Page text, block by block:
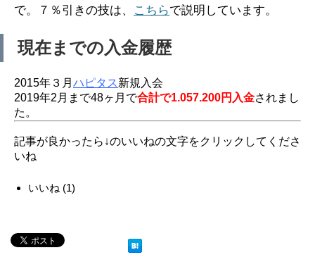
で。７％引きの技は、 こちらで説明しています。
現在までの入金履歴
2015年３月 ハピタス新規入会
2019年2月まで48ヶ月で合計で1.057.200円入金されまし
た。
記事が良かったら↓のいいねの文字をクリックしてくださ
いね
いいね (1)